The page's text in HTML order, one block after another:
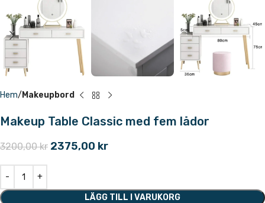
Hem Makeupbord
Makeup Table Classic med fem lådor
3200,00kr 2375,00 kr
LÄGG TILL I VARUKORG